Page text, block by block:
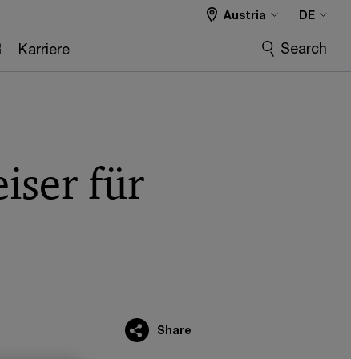
Karriere
Austria DE
Search
für
Share